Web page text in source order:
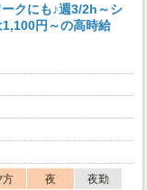
ークにも♪週3/2h～シ
円～の高時給
方 夜
夜勤